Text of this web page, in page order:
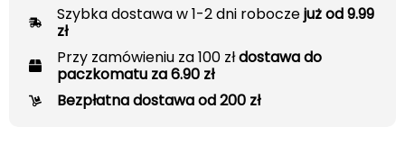
Szybka dostawa w 1-2 dni roboczejuż od 9.99
zł
Przy zamówieniu za 100 złdostawa do
paczkomatu za 6.90 zł
Bezpłatna dostawa od 200 zł